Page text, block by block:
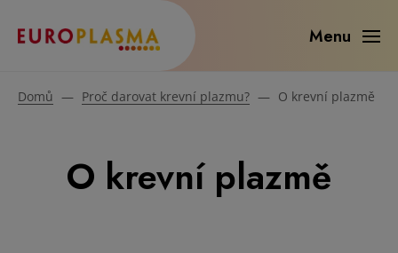
Menu
Domů — Proč darovat krevní plazmu? — O krevní plazmě
O krevní plazmě